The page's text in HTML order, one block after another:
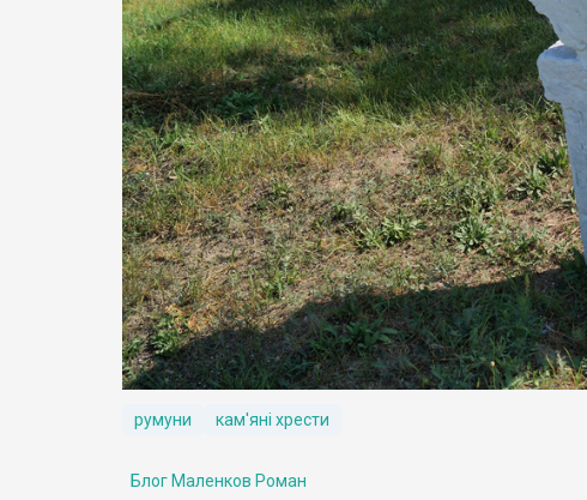
румуни кам'яні хрести
Блог Маленков Роман